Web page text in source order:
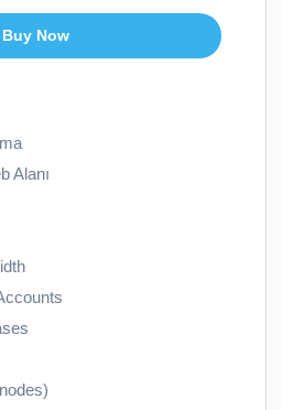
Buy Now
Alanı